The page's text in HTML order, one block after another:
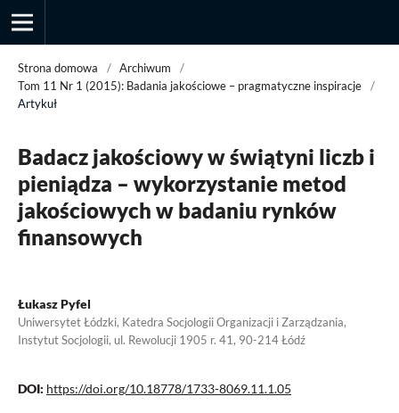
Strona domowa / Archiwum
/
Tom 11 Nr 1 (2015): Badania jakościowe – pragmatyczne inspiracje
/
Artykuł
Badacz jakościowy w świątyni liczb i
pieniądza – wykorzystanie metod
jakościowych w badaniu rynków
finansowych
Łukasz Pyfel
Uniwersytet Łódzki, Katedra Socjologii Organizacji i Zarządzania,
Instytut Socjologii, ul. Rewolucji 1905 r. 41, 90-214 Łódź
DOI: https://doi.org/10.18778/1733-8069.11.1.05